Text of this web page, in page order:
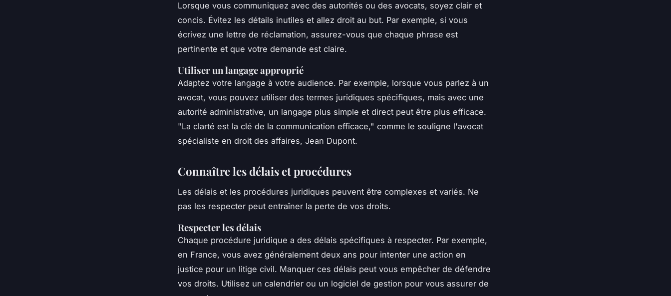
Lorsque vous communiquez avec des autorités ou des avocats, soyez clair et
concis. Évitez les détails inutiles et allez droit au but. Par exemple, si vous
écrivez une lettre de réclamation, assurez-vous que chaque phrase est
pertinente et que votre demande est claire.
Utiliser un langage approprié
Adaptez votre langage à votre audience. Par exemple, lorsque vous parlez à un
avocat, vous pouvez utiliser des termes juridiques spécifiques, mais avec une
autorité administrative, un langage plus simple et direct peut être plus efficace.
"La clarté est la clé de la communication efficace," comme le souligne l'avocat
spécialiste en droit des affaires, Jean Dupont.
Connaître les délais et procédures
Les délais et les procédures juridiques peuvent être complexes et variés. Ne
pas les respecter peut entraîner la perte de vos droits.
Respecter les délais
Chaque procédure juridique a des délais spécifiques à respecter. Par exemple,
en France, vous avez généralement deux ans pour intenter une action en
justice pour un litige civil. Manquer ces délais peut vous empêcher de défendre
vos droits. Utilisez un calendrier ou un logiciel de gestion pour vous assurer de